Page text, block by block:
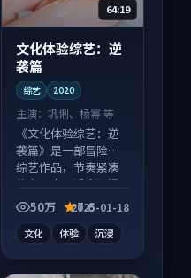
64:19
文化体验综艺：逆
袭篇
综艺 2020
主演：巩俐、杨幂 等
《文化体验综艺：逆
袭篇》是一部冒险向
综艺作品，节奏紧凑
信息量大，适合沉浸
式追看。
50万 7.6
2025-01-18
文化 体验 沉浸